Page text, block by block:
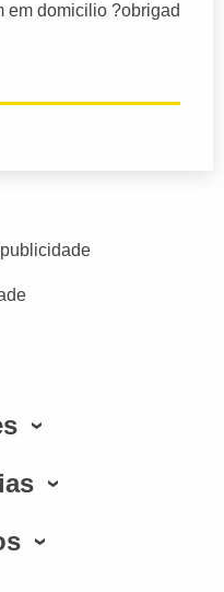
em domicilio ?obrigad